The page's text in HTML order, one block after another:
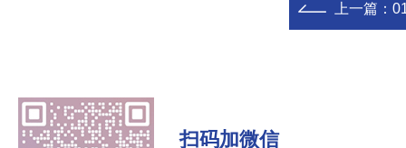
上一篇：
扫码加微信